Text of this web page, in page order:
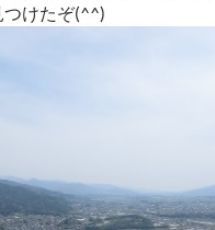
つけたぞ(^^)